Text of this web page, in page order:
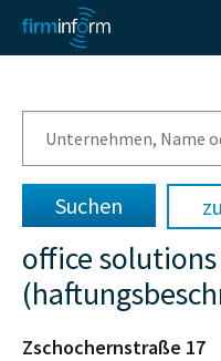
office solutions
Zschochernstraße 17